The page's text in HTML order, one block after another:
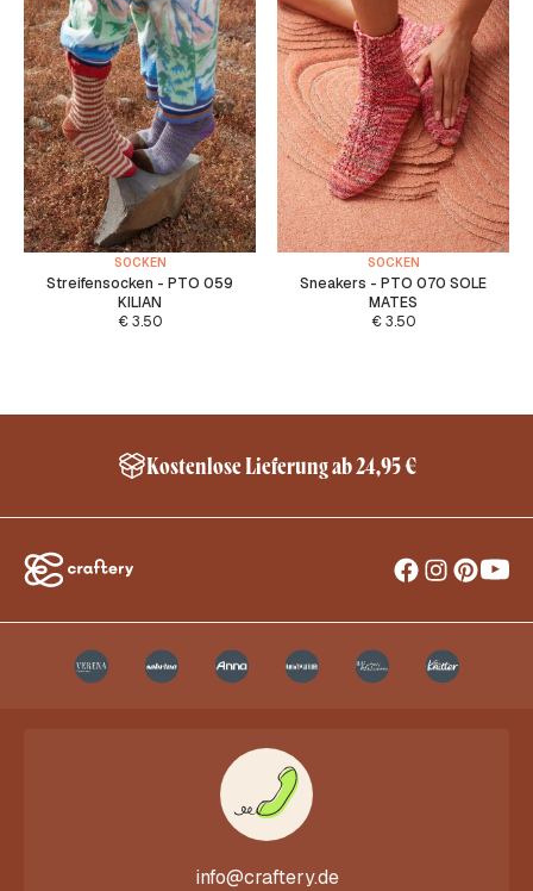
SOCKEN
Streifensocken - PTO 059
KILIAN
€3.50
SOCKEN
Sneakers - PTO 070 SOLE
MATES
€3.50
Kostenlose Lieferung ab 24,95 €
info@craftery.de